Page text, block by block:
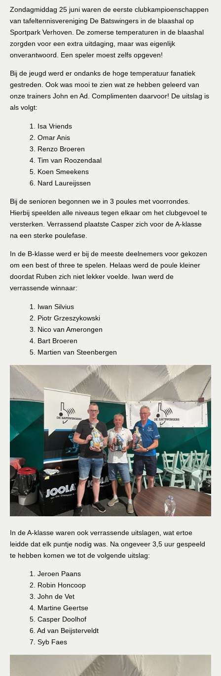
Zondagmiddag 25 juni waren de eerste clubkampioenschappen
van tafeltennisvereniging De Batswingers in de blaashal op
Sportpark Verhoven. De zomerse temperaturen in de blaashal
zorgden voor een extra uitdaging, maar was eigenlijk
onverantwoord. Een speler moest zelfs opgeven!
Bij de jeugd werd er ondanks de hoge temperatuur fanatiek
gestreden. Ook was mooi te zien wat ze hebben geleerd van
onze trainers John en Ad. Complimenten daarvoor! De uitslag is
als volgt:
1. Isa Vriends
2. Omar Anis
3. Renzo Broeren
4. Tim van Roozendaal
5. Koen Smeekens
6. Nard Laureijssen
Bij de senioren begonnen we in 3 poules met voorrondes.
Hierbij speelden alle niveaus tegen elkaar om het clubgevoel te
versterken. Verrassend plaatste Casper zich voor de A-klasse
na een sterke poulefase.
In de B-klasse werd er bij de meeste deelnemers voor gekozen
om een best of three te spelen. Helaas werd de poule kleiner
doordat Ruben zich niet lekker voelde. Iwan werd de
verrassende winnaar:
1. Iwan Silvius
2. Piotr Grzeszykowski
3. Nico van Amerongen
4. Bart Broeren
5. Martien van Steenbergen
In de A-klasse waren ook verrassende uitslagen, wat ertoe
leidde dat elk puntje nodig was. Na ongeveer 3,5 uur gespeeld
te hebben komen we tot de volgende uitslag:
1. Jeroen Paans
2. Robin Honcoop
3. John de Vet
4. Martine Geertse
5. Casper Doolhof
6. Ad van Beijsterveldt
7. Syb Faes